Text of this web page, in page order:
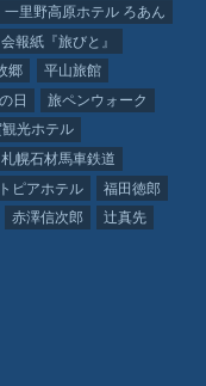
一里野高原ホテル ろあん
会報紙『旅びと』
郷
平山旅館
日
旅ペンウォーク
観光ホテル
札幌石材馬車鉄道
ピアホテル
福田徳郎
赤澤信次郎
辻真先